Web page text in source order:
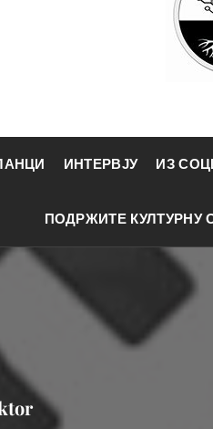
ИНТЕРВЈУ ИЗ
ПОДРЖИТЕ КУЛТУРНУ